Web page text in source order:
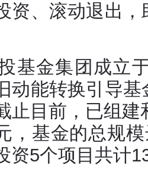
资、滚动退出
基金集团成立
动能转换引导
止目前，已组
，基金的总规
资5个项目共计